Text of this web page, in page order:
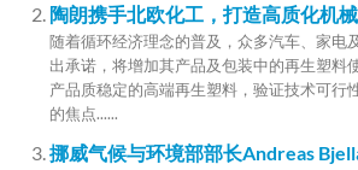
陶朗携手北欧化工，打造高质化机
随着循环经济理念的普及，众多汽车、家电
出承诺，将增加其产品及包装中的再生塑料
产品质稳定的高端再生塑料，验证技术可行
的焦点......
挪威气候与环境部部长Andreas